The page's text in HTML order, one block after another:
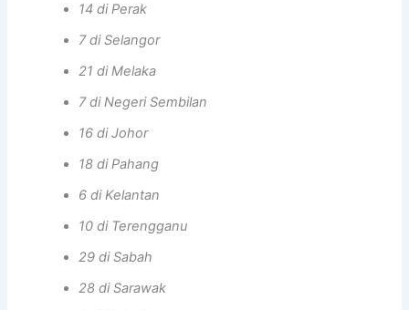
14 di Perak
7 di Selangor
21 di Melaka
7 di Negeri Sembilan
16 di Johor
18 di Pahang
6 di Kelantan
10 di Terengganu
29 di Sabah
28 di Sarawak